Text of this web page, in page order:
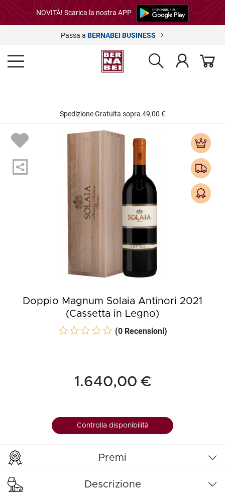
NOVITÀ! Scarica la nostra APP
Passa a BERNABEI BUSINESS
Spedizione Gratuita sopra 49,00 €
Doppio Magnum Solaia Antinori 2021
(Cassetta in Legno)
(0 Recensioni)
1.640,00 €
Controlla disponibilità
Premi
Descrizione